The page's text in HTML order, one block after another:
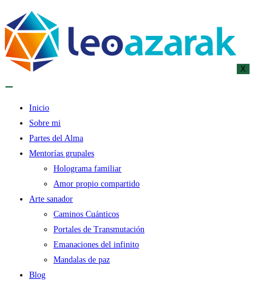
X
Inicio
Sobre mi
Partes del Alma
Mentorías grupales
Holograma familiar
Amor propio compartido
Arte sanador
Caminos Cuánticos
Portales de Transmutación
Emanaciones del infinito
Mandalas de paz
Blog